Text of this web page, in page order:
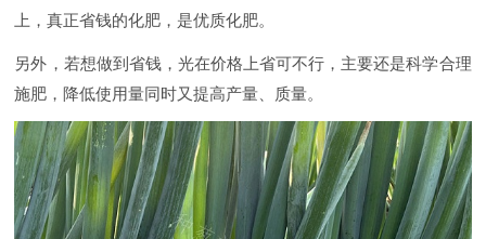
上，真正省钱的化肥，是优质化肥。
另外，若想做到省钱，光在价格上省可不行，主要还是科学合理
施肥，降低使用量同时又提高产量、质量。